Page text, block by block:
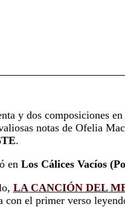
y dos composiciones
notas de Ofelia
.
en Los Cálices Vacíos
LA CANCIÓN DEL
con el primer verso